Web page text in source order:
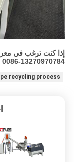
إذا كنت ترغب في
0086-13270970784
recycling process